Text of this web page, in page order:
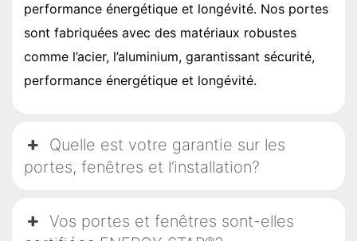
performance énergétique et longévité. Nos portes
sont fabriquées avec des matériaux robustes
comme l’acier, l’aluminium, garantissant sécurité,
performance énergétique et longévité.
Quelle est votre garantie sur les
portes, fenêtres et l’installation?
Vos portes et fenêtres sont-elles